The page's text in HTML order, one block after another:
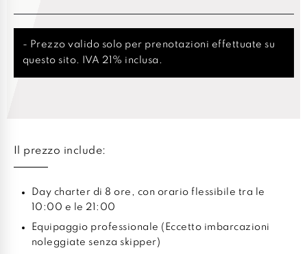
- Prezzo valido solo per prenotazioni effettuate su
questo sito. IVA 21% inclusa.
Il prezzo include:
Day charter di 8 ore, con orario flessibile tra le
10:00 e le 21:00
Equipaggio professionale (Eccetto imbarcazioni
noleggiate senza skipper)